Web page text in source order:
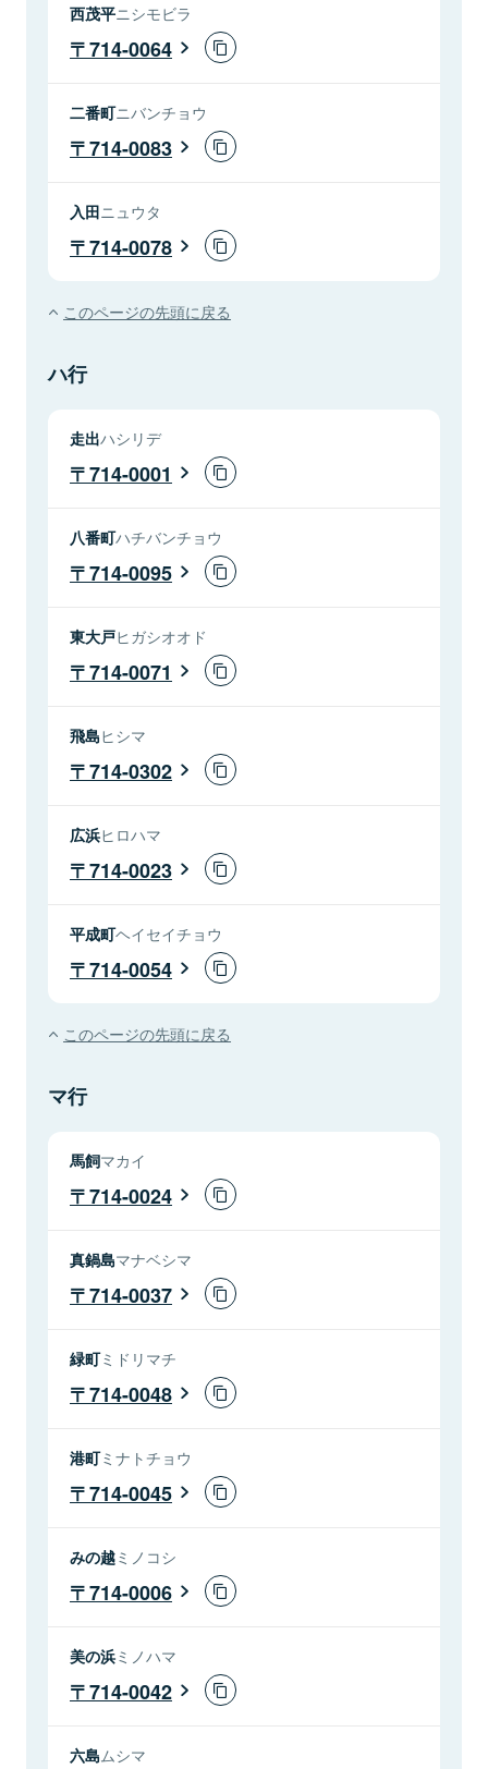
西茂平ニシモビラ
714-0064
二番町ニバンチョウ
714-0083
入田ニュウタ
714-0078
このページの先頭に戻る
ハ行
走出ハシリデ
714-0001
八番町ハチバンチョウ
714-0095
東大戸ヒガシオオド
714-0071
飛島ヒシマ
714-0302
広浜ヒロハマ
714-0023
平成町ヘイセイチョウ
714-0054
このページの先頭に戻る
マ行
馬飼マカイ
714-0024
真鍋島マナベシマ
714-0037
緑町ミドリマチ
714-0048
港町ミナトチョウ
714-0045
みの越ミノコシ
714-0006
美の浜ミノハマ
714-0042
六島 ムシマ